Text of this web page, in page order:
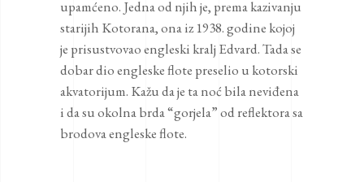
upamćeno. Jedna od njih je, prema kazivanju
starijih Kotorana, ona iz 1938. godine kojoj
je prisustvovao engleski kralj Edvard. Tada se
dobar dio engleske flote preselio u kotorski
akvatorijum. Kažu da je ta noć bila neviđena
i da su okolna brda “gorjela” od reflektora sa
brodova engleske flote.